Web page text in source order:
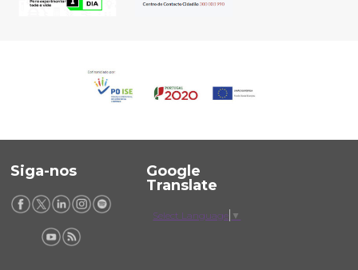
Siga-nos
Google
Translate
Select Language ▼